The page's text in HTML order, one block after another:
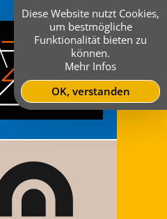
Diese Website nutzt Cookies,
um bestmögliche
Funktionalität bieten zu
können.
Mehr Infos
OK, verstanden